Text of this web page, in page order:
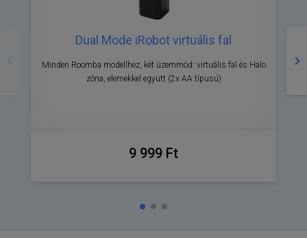
Dual Mode iRobot virtuális fal
Minden Roomba modellhez, két üzemmód: virtuális fal és Halo
zóna, elemekkel együtt (2x AA típusú)
9 999 Ft